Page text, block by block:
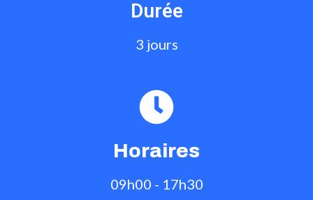
Durée
3 jours
Horaires
09h00 - 17h30